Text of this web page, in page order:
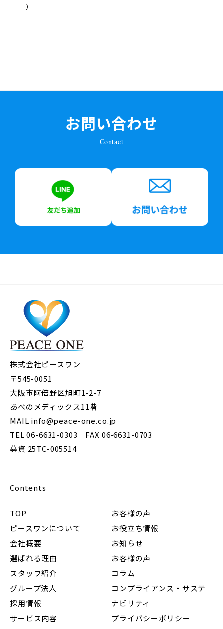
）
お問い合わせ
Contact
株式会社ピースワン
〒545-0051
大阪市阿倍野区旭町1-2-7
あべのメディックス11階
MAIL info@peace-one.co.jp
TEL 06-6631-0303 FAX 06-6631-0703
募資 25TC-005514
Contents
TOP
ピースワンについて
会社概要
選ばれる理由
スタッフ紹介
グループ法人
採用情報
サービス内容
お客様の声
お役立ち情報
お知らせ
お客様の声
コラム
コンプライアンス・サステ
ナビリティ
プライバシーポリシー